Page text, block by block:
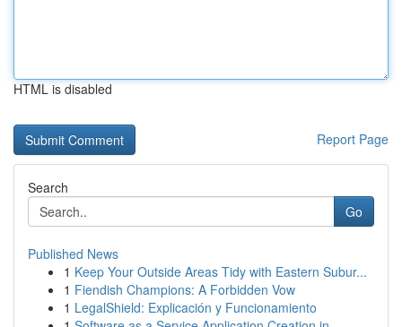
HTML is disabled
Report Page
Search
Go
Published News
1 Keep Your Outside Areas Tidy with Eastern Subur...
1 Fiendish Champions: A Forbidden Vow
1 LegalShield: Explicación y Funcionamiento